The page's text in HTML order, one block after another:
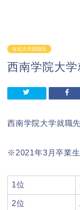
有名大学就職先
西南学院大
西南学院大学就職
※2021年3月卒業
1位
2位